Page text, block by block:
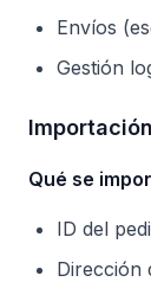
Envíos
Gestión
Qué se
ID del
Dirección